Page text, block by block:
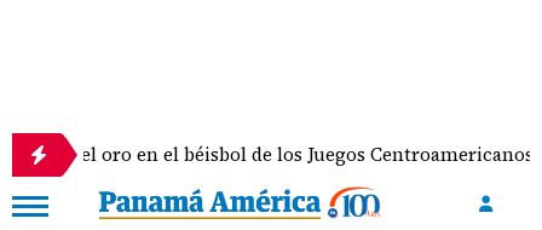
oro en el béisbol de los Juegos Centroamericanos y del